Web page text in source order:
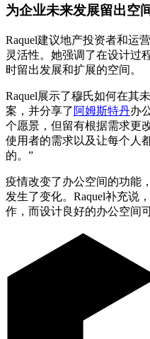
为企业未来发展留出空
Raquel建议地产投资者和运
灵活性。她强调了在设计过
时留出发展和扩展的空间。
Raquel展示了穆氏如何在其
案，并分享了 阿姆斯特丹办
个愿景，但留有根据需求更
使用者的需求以及让每个人
的。”
疫情改变了办公空间的功能
发生了变化。Raquel补充说
作，而设计良好的办公空间